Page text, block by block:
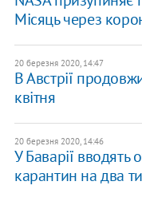
Місяць через
20 березня 2020, 14:47
В Австрії
квітня
20 березня 2020, 14:46
У Баварії
карантин на два